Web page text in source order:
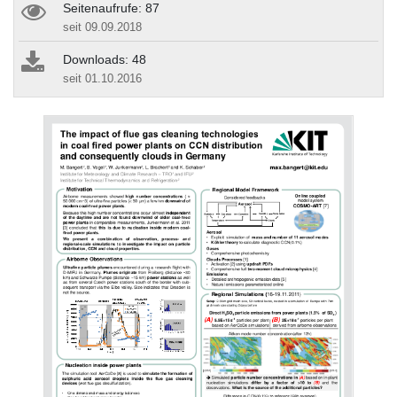
Seitenaufrufe: 87
seit 09.09.2018
Downloads: 48
seit 01.10.2016